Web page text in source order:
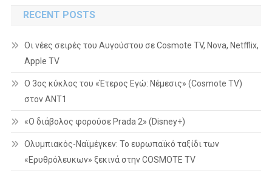
RECENT POSTS
Οι νέες σειρές του Αυγούστου σε Cosmote TV, Nova, Netfflix,
Apple TV
Ο 3ος κύκλος του «Έτερος Εγώ: Νέμεσις» (Cosmote TV)
στον ΑΝΤ1
«Ο διάβολος φορούσε Prada 2» (Disney+)
Ολυμπιακός-Ναϊμέγκεν: Το ευρωπαϊκό ταξίδι των
«Ερυθρόλευκων» ξεκινά στην COSMOTE TV